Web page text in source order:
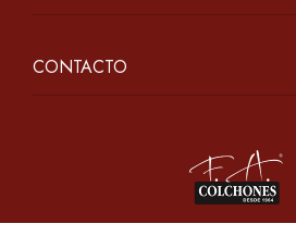
CONTACTO